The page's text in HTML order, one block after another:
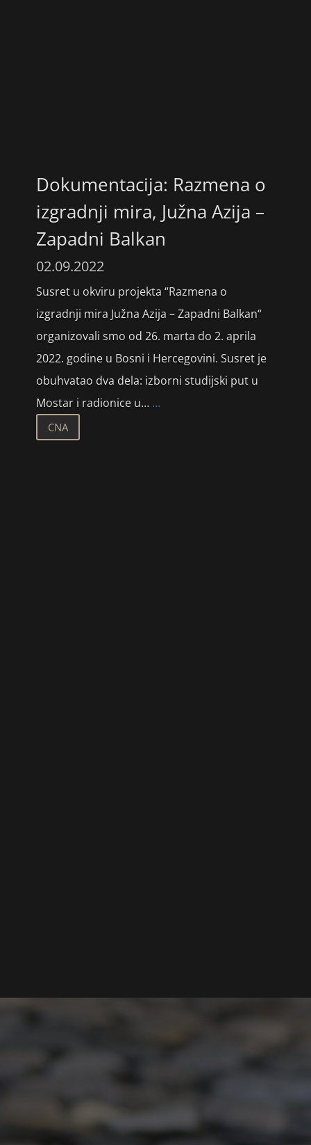
Dokumentacija: Razmena o
izgradnji mira, Južna Azija –
Zapadni Balkan
02.09.2022
Susret u okviru projekta “Razmena o
izgradnji mira Južna Azija – Zapadni Balkan“
organizovali smo od 26. marta do 2. aprila
2022. godine u Bosni i Hercegovini. Susret je
obuhvatao dva dela: izborni studijski put u
Mostar i radionice u… ...
CNA